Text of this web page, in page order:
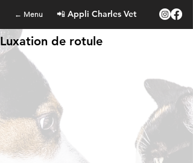
← Menu 📲 Appli Charles Vet
Luxation de rotule